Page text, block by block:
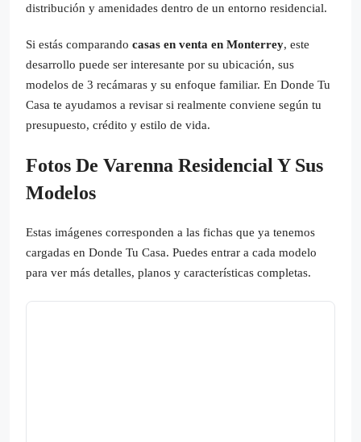
distribución y amenidades dentro de un entorno residencial.
Si estás comparando casas en venta en Monterrey, este
desarrollo puede ser interesante por su ubicación, sus
modelos de 3 recámaras y su enfoque familiar. En Donde Tu
Casa te ayudamos a revisar si realmente conviene según tu
presupuesto, crédito y estilo de vida.
Fotos De Varenna Residencial Y Sus
Modelos
Estas imágenes corresponden a las fichas que ya tenemos
cargadas en Donde Tu Casa. Puedes entrar a cada modelo
para ver más detalles, planos y características completas.